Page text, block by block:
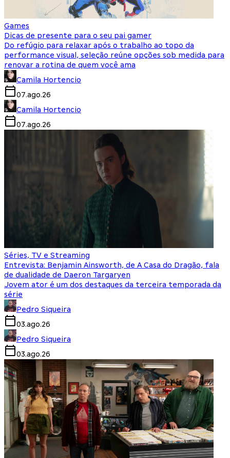
Games
Dicas de presente para o seu pai gamer
Do refúgio para relaxar após o trabalho ao topo da
performance visual, seleção reúne opções sob medida para
renovar a rotina de quem você ama
Camila Hortencio
07.ago.26
Camila Hortencio
07.ago.26
Séries, TV e Streaming
Entrevista: Benjamin Ainsworth, de A Casa do Dragão, fala
de dualidade de Daeron Targaryen
Jovem ator é um dos destaques da terceira temporada da
série
Pedro Siqueira
03.ago.26
Pedro Siqueira
03.ago.26